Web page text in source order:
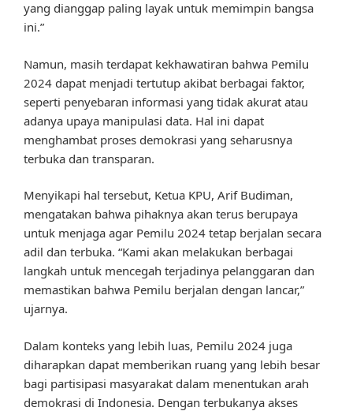
yang dianggap paling layak untuk memimpin bangsa
ini.”
Namun, masih terdapat kekhawatiran bahwa Pemilu
2024 dapat menjadi tertutup akibat berbagai faktor,
seperti penyebaran informasi yang tidak akurat atau
adanya upaya manipulasi data. Hal ini dapat
menghambat proses demokrasi yang seharusnya
terbuka dan transparan.
Menyikapi hal tersebut, Ketua KPU, Arif Budiman,
mengatakan bahwa pihaknya akan terus berupaya
untuk menjaga agar Pemilu 2024 tetap berjalan secara
adil dan terbuka. “Kami akan melakukan berbagai
langkah untuk mencegah terjadinya pelanggaran dan
memastikan bahwa Pemilu berjalan dengan lancar,”
ujarnya.
Dalam konteks yang lebih luas, Pemilu 2024 juga
diharapkan dapat memberikan ruang yang lebih besar
bagi partisipasi masyarakat dalam menentukan arah
demokrasi di Indonesia. Dengan terbukanya akses